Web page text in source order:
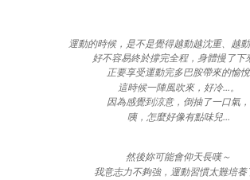
運動的時候，是不是覺得越動越沈重、越動
好不容易終於撐完全程，身體慢了下
正要享受運動完多巴胺帶來的愉悅
這時候一陣風吹來，好冷...。
因為感覺到涼意，倒抽了一口氣，
咦，怎麼好像有點味兒...
然後妳可能會仰天長嘆～
我意志力不夠強，運動習慣太難培養